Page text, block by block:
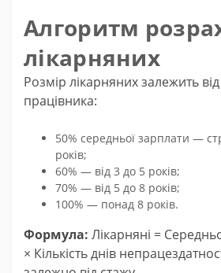
Алгоритм
лікарняних
Розмір лікарняних залежить
працівника:
50% середньої зарплати —
років;
60% — від 3 до 5 років;
70% — від 5 до 8 років;
100% — понад 8 років.
Формула: Лікарняні =
× Кількість днів